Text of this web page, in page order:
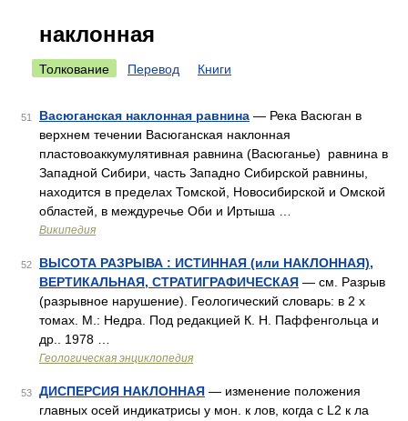
наклонная
Толкование Перевод Книги
51 Васюганская наклонная равнина — Река Васюган в
верхнем течении Васюганская наклонная
пластовоаккумулятивная равнина (Васюганье) равнина в
Западной Сибири, часть Западно Сибирской равнины,
находится в пределах Томской, Новосибирской и Омской
областей, в междуречье Оби и Иртыша …
Википедия
52
ВЫСОТА РАЗРЫВА : ИСТИННАЯ (или НАКЛОННАЯ),
ВЕРТИКАЛЬНАЯ, СТРАТИГРАФИЧЕСКАЯ — см. Разрыв
(разрывное нарушение). Геологический словарь: в 2 х
томах. М.: Недра. Под редакцией К. Н. Паффенгольца и
др.. 1978 …
Геологическая энциклопедия
53 ДИСПЕРСИЯ НАКЛОННАЯ — изменение положения
главных осей индикатрисы у мон. к лов, когда с L2 к ла